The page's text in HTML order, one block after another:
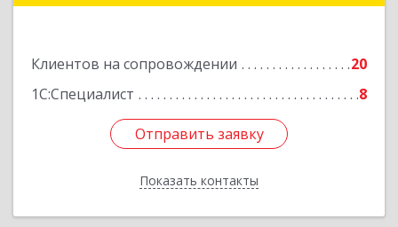
Клиентов на сопровождении
20
1С:Специалист
8
Отправить заявку
Показать контакты
Отправить заявку
Назад